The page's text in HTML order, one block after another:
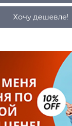
Хочу дешевле!